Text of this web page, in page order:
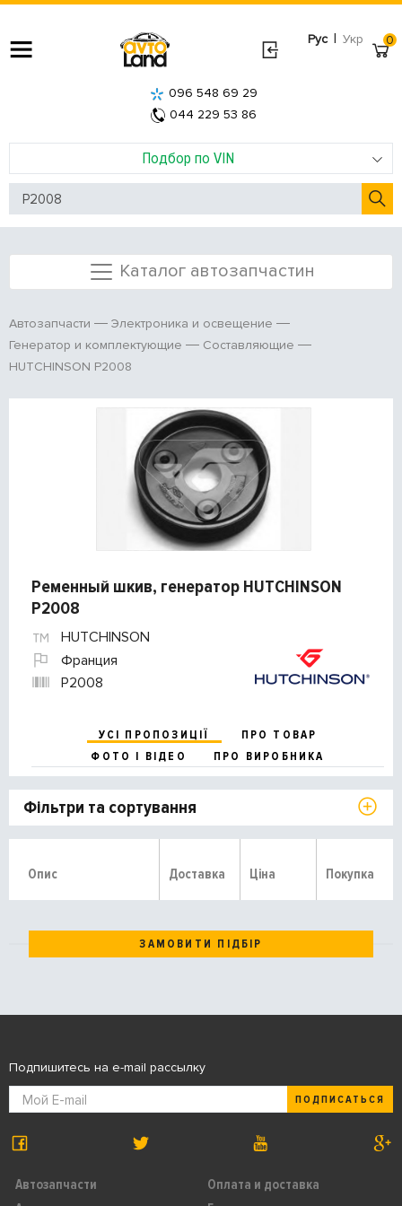
Рус | Укр
Подбор по VIN
096 548 69 29
044 229 53 86
0
Каталог автозапчастин
Автозапчасти
Электроника и освещение
Генератор и комплектующие
Составляющие
HUTCHINSON P2008
Ременный шкив, генератор HUTCHINSON
P2008
HUTCHINSON
Франция
P2008
УСІ ПРОПОЗИЦІЇ
ПРО ТОВАР
ФОТО І ВІДЕО
ПРО ВИРОБНИКА
Фільтри та сортування
Опис Доставка Ціна Покупка
ЗАМОВИТИ ПІДБІР
Автозапчасти
Оплата и доставка
Подпишитесь на e-mail рассылку
ПОДПИСАТЬСЯ